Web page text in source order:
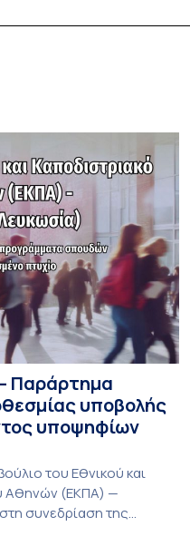
Σπουδών στους
Παράρτημα
υποβολής
υποψηφίων
του Εθνικού και
Αθηνών (ΕΚΠΑ) —
συνεδρίαση της